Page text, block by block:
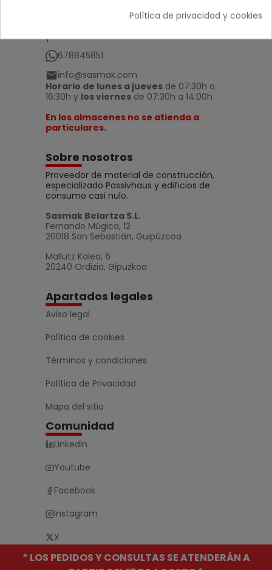
Atención al cliente
Contacto
678845851
info@sasmak.com
Horario de lunes a jueves de 07:30h a
16:30h y los viernes de 07:30h a 14:00h
En los almacenes no se atienda a
particulares.
Sobre nosotros
Proveedor de material de construcción,
especializado Passivhaus y edificios de
consumo casi nulo.
Sasmak Belartza S.L.
Fernando Múgica, 12
20018 San Sebastián, Guipúzcoa
Mallutz Kalea, 6
20240 Ordizia, Gipuzkoa
Apartados legales
Aviso legal
Política de cookies
Términos y condiciones
Política de Privacidad
Mapa del sitio
Comunidad
LinkedIn
Youtube
Facebook
Instagram
X
* LOS PEDIDOS Y CONSULTAS SE ATENDERÁN A
Política de privacidad y cookies